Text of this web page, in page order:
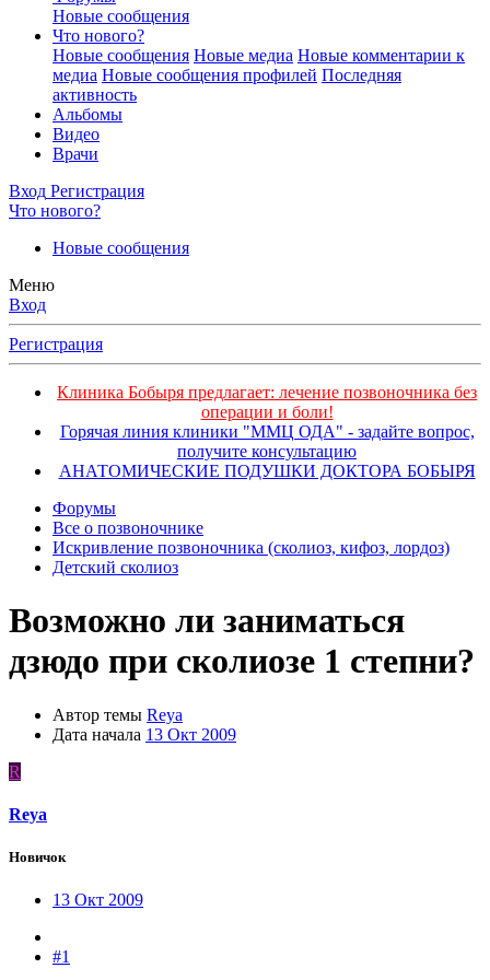
Новые сообщения
Что нового?
Новые сообщения Новые медиа Новые комментарии к
медиа Новые сообщения профилей Последняя
активность
Альбомы
Видео
Врачи
Вход Регистрация
Что нового?
Новые сообщения
Меню
Вход
Регистрация
Клиника Бобыря предлагает: лечение позвоночника без
операции и боли!
Горячая линия клиники "ММЦ ОДА" - задайте вопрос,
получите консультацию
АНАТОМИЧЕСКИЕ ПОДУШКИ ДОКТОРА БОБЫРЯ
Форумы
Все о позвоночнике
Искривление позвоночника (сколиоз, кифоз, лордоз)
Детский сколиоз
Возможно ли заниматься
дзюдо при сколиозе 1 степни?
Автор темы Reya
Дата начала 13 Окт 2009
R
Reya
Новичок
13 Окт 2009
#1